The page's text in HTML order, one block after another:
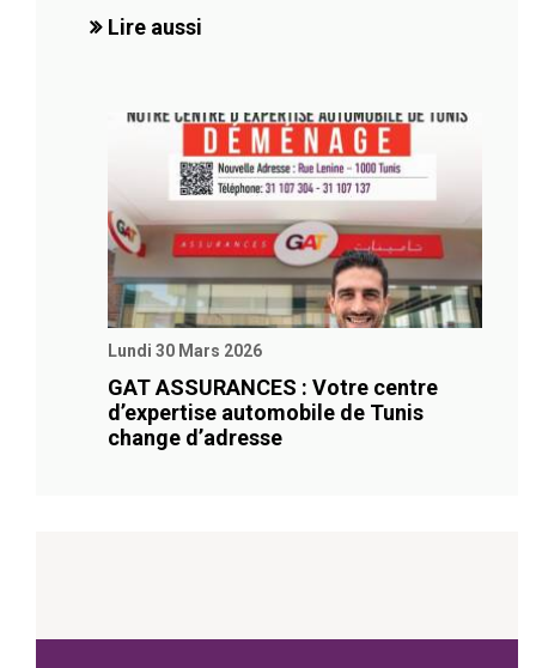
Lire aussi
Lundi 30 Mars 2026
GAT ASSURANCES : Votre centre
d’expertise automobile de Tunis
change d’adresse